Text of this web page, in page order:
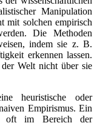
Manipulation
mit solchen empirisch
Die Methoden
indem sie z. B.
erkennen lassen.
Welt nicht über sie
heuristische oder
Empirismus. Ein
oft im Bereich der